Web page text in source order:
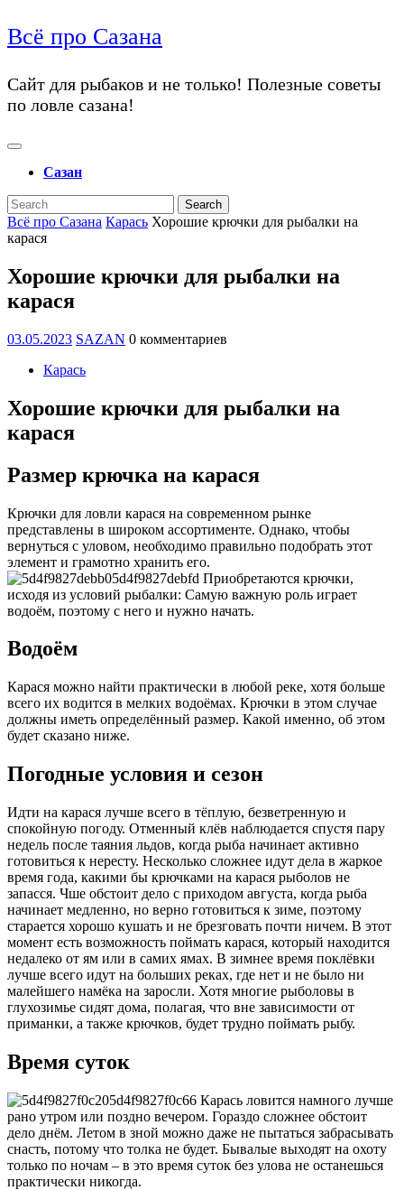
перейти
к
перейти
к
содержанию
Всё про Сазана
Сайт для рыбаков и не только! Полезные советы
по ловле сазана!
Открыть
Сазан
Закрыть
меню
Search
for:
Всё про Сазана Карась Хорошие крючки для рыбалки на
карася
Хорошие крючки для рыбалки на
карася
03.05.202303.05.2023
SAZAN SAZAN
0 комментариев
Карась
Хорошие крючки для рыбалки на
карася
Размер крючка на карася
Крючки для ловли карася на современном рынке
представлены в широком ассортименте. Однако, чтобы
вернуться с уловом, необходимо правильно подобрать этот
элемент и грамотно хранить его.
Приобретаются крючки,
исходя из условий рыбалки: Самую важную роль играет
водоём, поэтому с него и нужно начать.
Водоём
Карася можно найти практически в любой реке, хотя больше
всего их водится в мелких водоёмах. Крючки в этом случае
должны иметь определённый размер. Какой именно, об этом
будет сказано ниже.
Погодные условия и сезон
Идти на карася лучше всего в тёплую, безветренную и
спокойную погоду. Отменный клёв наблюдается спустя пару
недель после таяния льдов, когда рыба начинает активно
готовиться к нересту. Несколько сложнее идут дела в жаркое
время года, какими бы крючками на карася рыболов не
запасся. Чше обстоит дело с приходом августа, когда рыба
начинает медленно, но верно готовиться к зиме, поэтому
старается хорошо кушать и не брезговать почти ничем. В этот
момент есть возможность поймать карася, который находится
недалеко от ям или в самих ямах. В зимнее время поклёвки
лучше всего идут на больших реках, где нет и не было ни
малейшего намёка на заросли. Хотя многие рыболовы в
глухозимье сидят дома, полагая, что вне зависимости от
приманки, а также крючков, будет трудно поймать рыбу.
Время суток
Карась ловится намного лучше
рано утром или поздно вечером. Гораздо сложнее обстоит
дело днём. Летом в зной можно даже не пытаться забрасывать
снасть, потому что толка не будет. Бывалые выходят на охоту
только по ночам – в это время суток без улова не останешься
практически никогда.